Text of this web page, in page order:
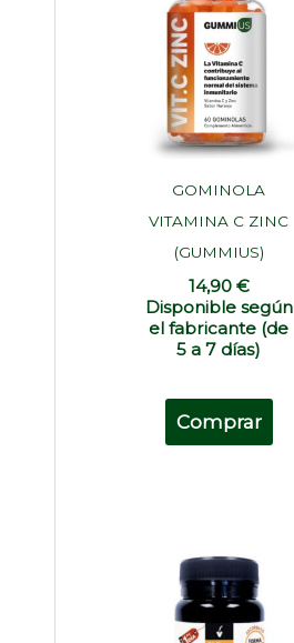
GOMINOLA
VITAMINA C ZINC
(GUMMIUS)
14,90 €
Disponible según
el fabricante (de
5 a 7 días)
Comprar